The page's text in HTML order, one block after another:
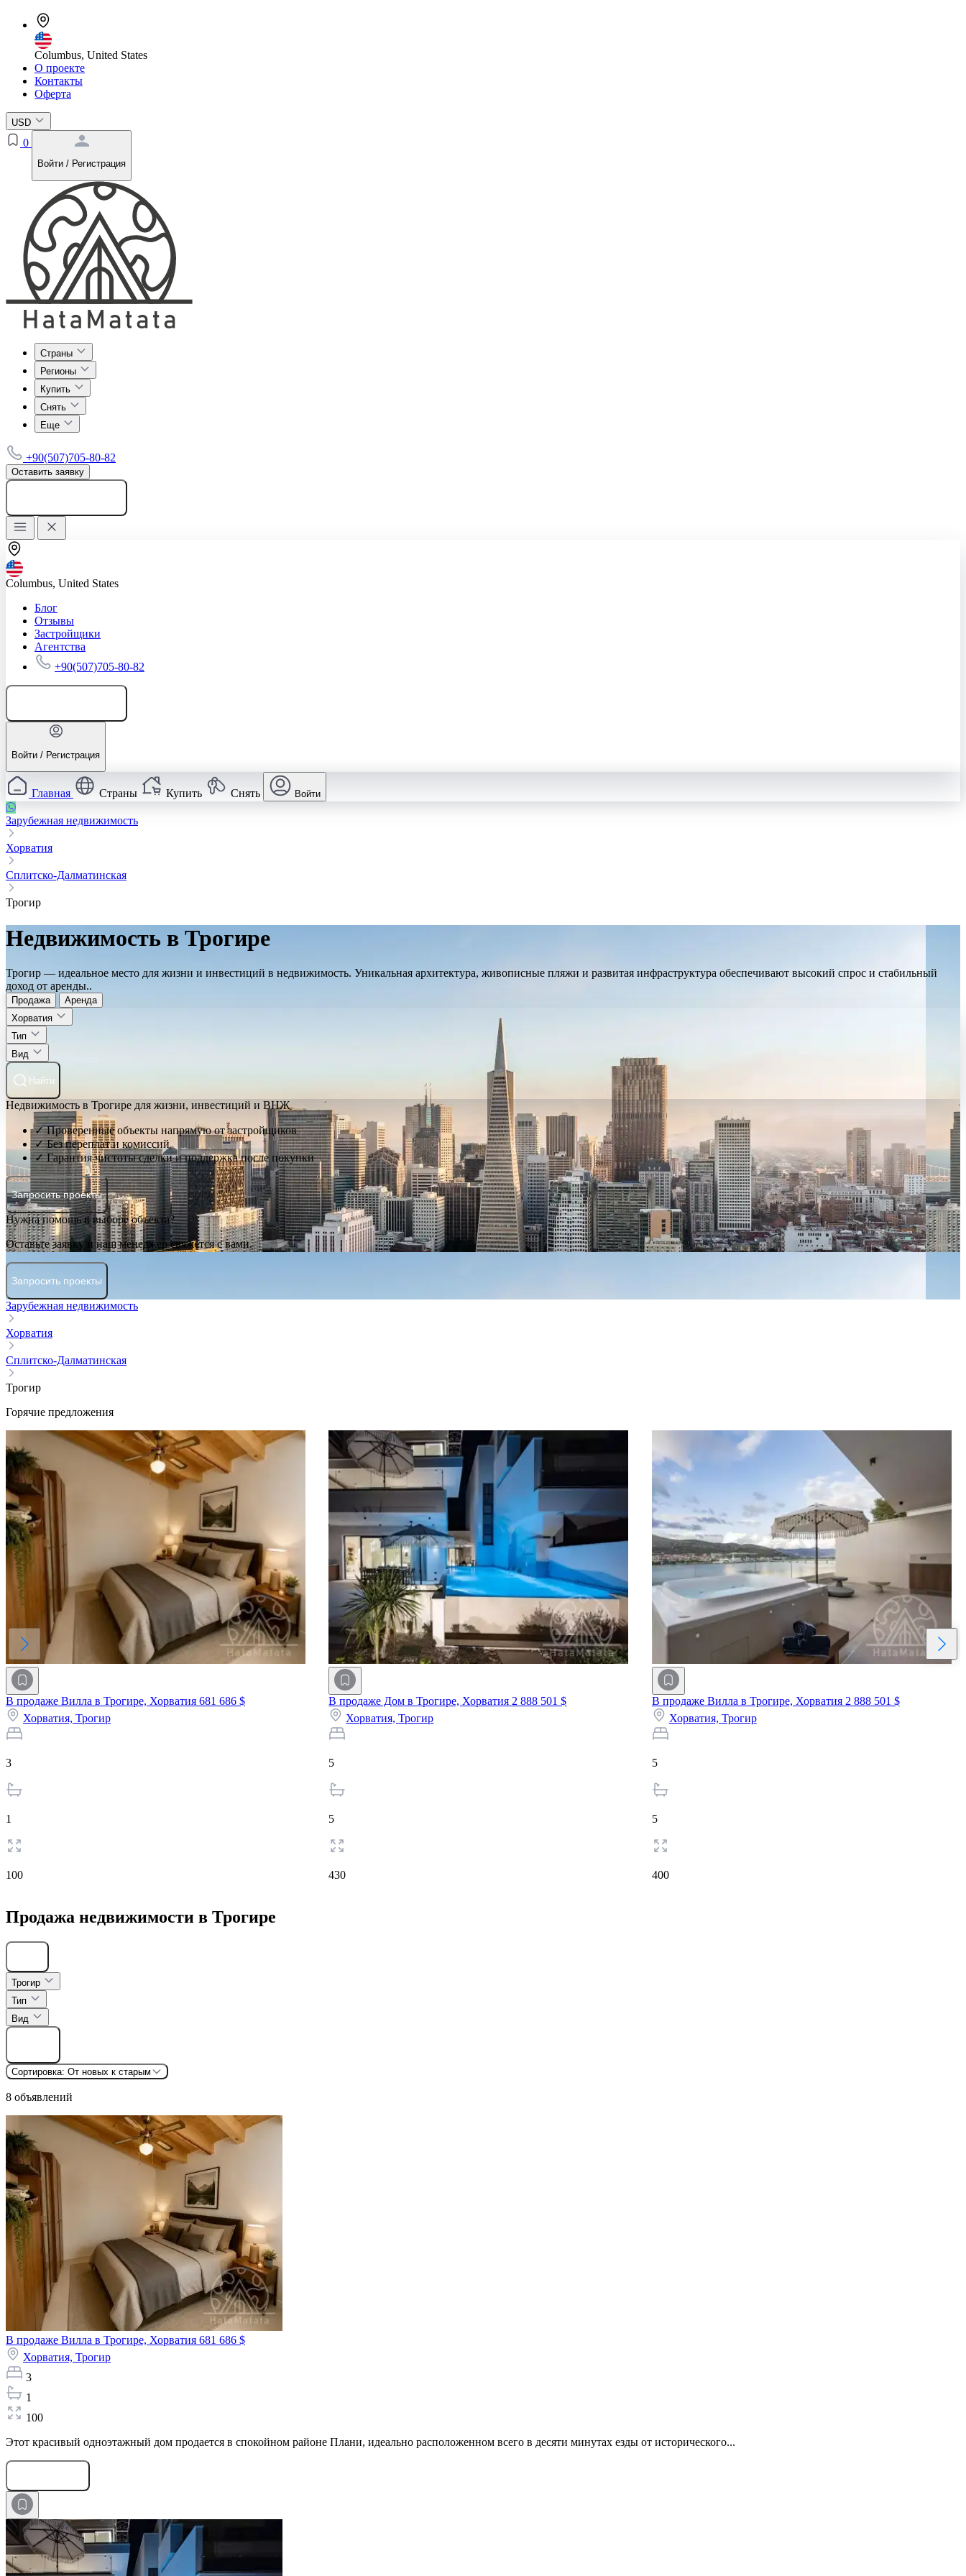
Columbus, United States
О проекте
Контакты
Оферта
USD
0
Войти / Регистрация
Страны
Регионы
Купить
Снять
Еще
+90(507)705-80-82
Оставить заявку
Columbus, United States
Блог
Отзывы
Застройщики
Агентства
+90(507)705-80-82
Войти / Регистрация
Главная Страны Купить Снять Войти
Зарубежная недвижимость
Хорватия
Сплитско-Далматинская
Трогир
Недвижимость в Трогире
Трогир — идеальное место для жизни и инвестиций в недвижимость. Уникальная архитектура, живописные пляжи и развитая инфраструктура обеспечивают высокий спрос и стабильный
доход от аренды..
Продажа
Аренда
Хорватия
Тип
Вид
Найти
Недвижимость в Трогире для жизни, инвестиций и ВНЖ
✓ Проверенные объекты напрямую от застройщиков
✓ Без переплат и комиссий
✓ Гарантия чистоты сделки и поддержка после покупки
Запросить проекты
Нужна помощь в выборе объекта?
Оставьте заявку и наш менеджер свяжется с вами.
Запросить проекты
Зарубежная недвижимость
Хорватия
Сплитско-Далматинская
Трогир
Горячие предложения
В продаже Вилла в Трогире, Хорватия 681 686 $
Хорватия, Трогир
3
1
100
В продаже Дом в Трогире, Хорватия 2 888 501 $
Хорватия,Трогир
5
5
430
В продаже Вилла в Трогире, Хорватия 2 888 501 $
Хорватия, Трогир
5
5
400
Продажа недвижимости в Трогире
Трогир
Тип
Вид
Сортировка: От новых к старым
8 объявлений
В продаже Вилла в Трогире, Хорватия 681 686 $
Хорватия, Трогир
3
1
100
Этот красивый одноэтажный дом продается в спокойном районе Плани, идеально расположенном всего в десяти минутах езды от исторического...